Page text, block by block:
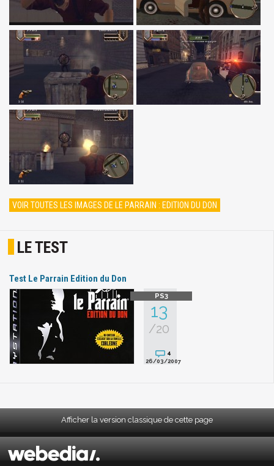
VOIR TOUTES LES IMAGES DE LE PARRAIN : EDITION DU DON
LE TEST
Test Le Parrain Edition du Don
13
/20
4
26/03/2007
Afficher la version classique de cette page